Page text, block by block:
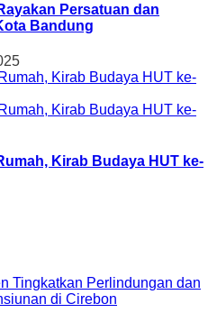
Persatuan dan
Bandung
Kirab Budaya HUT ke-